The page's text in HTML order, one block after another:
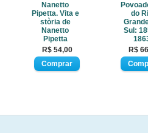
Nanetto
Pipetta. Vita e
stòria de
Nanetto
Pipetta
R$ 54,00
do
Sul:
R$